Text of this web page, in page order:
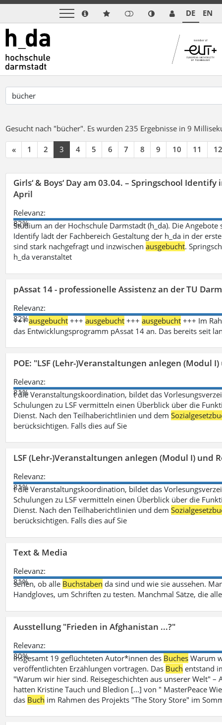
DE EN
Gesucht nach "bücher". Es wurden 235 Ergebnisse in 9
« 1 2 3 4 5 6 7 8 9 10 11 12
Girls‘ & Boys‘ Day am 03.04. – Springschool
April
Relevanz:
82%
Studium an der Hochschule Darmstadt (h_da). Die
Identify lädt der Fachbereich Gestaltung der h_da in der
sind stark nachgefragt und inzwischenausgebucht.
h_da veranstaltet
pAssat 14 - professionelle Assistenz an der TU
Relevanz:
82%
+++ausgebucht +++ausgebucht +++ausgebucht +++ Im
das Entwicklungsprogramm pAssat 14 an. Das bereits seit
POE: "LSF (Lehr-)Veranstaltungen anlegen (Modul
Relevanz:
81%
t die Veranstaltungskoordination, bildet das
Schulungen zu LSF vermitteln einen Überblick über die
Dienst. Nach den Teilhaberichtlinien und dem
berücksichtigen. Falls dies auf Sie
LSF (Lehr-)Veranstaltungen anlegen (Modul I) und
Relevanz:
81%
t die Veranstaltungskoordination, bildet das
Schulungen zu LSF vermitteln einen Überblick über die
Dienst. Nach den Teilhaberichtlinien und dem
berücksichtigen. Falls dies auf Sie
Text & Media
Relevanz:
81%
sehen, ob alle Buchstaben da sind und wie sie aussehen.
Handgloves, um Schriften zu testen. Manchmal Sätze, die
Ausstellung "Frieden in Afghanistan ...?"
Relevanz:
80%
insgesamt 19 geflüchteten Autor*innen des Buches Warum
veröffentlichten Erzählungen vortragen. Das Buch entstand
"Warum wir hier sind. Reisegeschichten aus unserer Welt"
hatten Kristine Tauch und Bledion [...] von " MasterPeace
das Buch im Rahmen des Projekts "The Story Store" im